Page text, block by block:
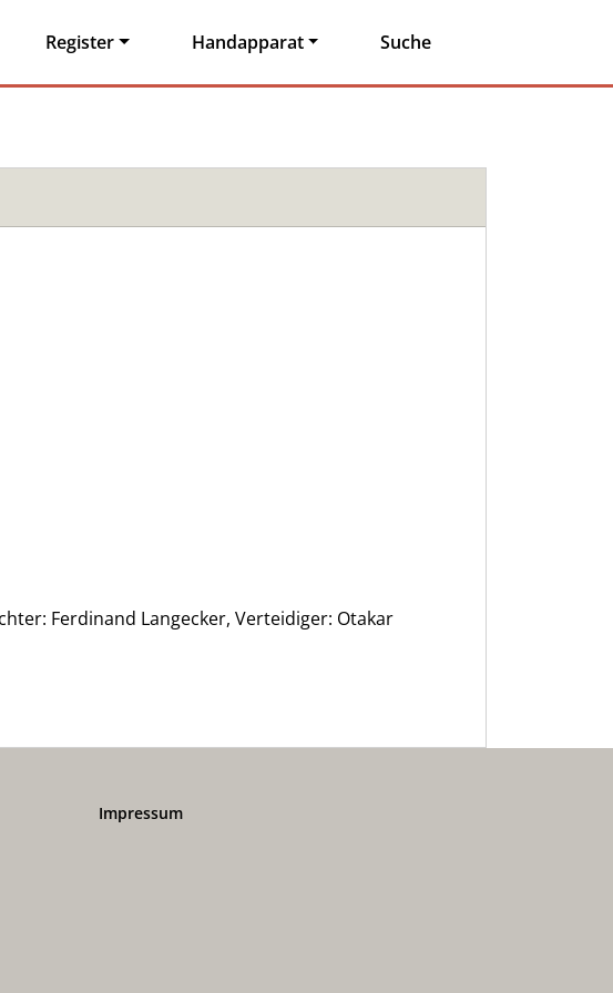
Register Handapparat Suche
Ferdinand Langecker, Verteidiger: Otakar
Impressum